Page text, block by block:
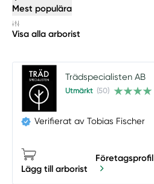
Mest populära
Visa alla arborist
Trädspecialisten AB
Utmärkt (50)
Verifierat av Tobias Fischer
Lägg till arborist
Företagsprofil